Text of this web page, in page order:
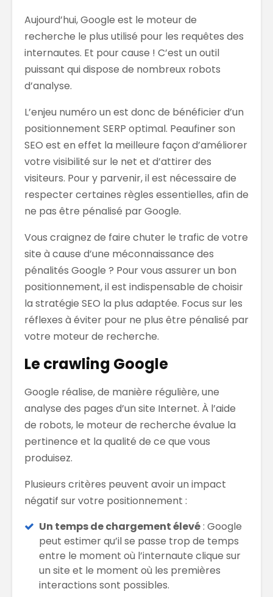
Aujourd’hui, Google est le moteur de
recherche le plus utilisé pour les requêtes des
internautes. Et pour cause ! C’est un outil
puissant qui dispose de nombreux robots
d’analyse.
L’enjeu numéro un est donc de bénéficier d’un
positionnement SERP optimal. Peaufiner son
SEO est en effet la meilleure façon d’améliorer
votre visibilité sur le net et d’attirer des
visiteurs. Pour y parvenir, il est nécessaire de
respecter certaines règles essentielles, afin de
ne pas être pénalisé par Google.
Vous craignez de faire chuter le trafic de votre
site à cause d’une méconnaissance des
pénalités Google ? Pour vous assurer un bon
positionnement, il est indispensable de choisir
la stratégie SEO la plus adaptée. Focus sur les
réflexes à éviter pour ne plus être pénalisé par
votre moteur de recherche.
Le crawling Google
Google réalise, de manière régulière, une
analyse des pages d’un site Internet. À l’aide
de robots, le moteur de recherche évalue la
pertinence et la qualité de ce que vous
produisez.
Plusieurs critères peuvent avoir un impact
négatif sur votre positionnement :
Un temps de chargement élevé: Google
peut estimer qu’il se passe trop de temps
entre le moment où l’internaute clique sur
un site et le moment où les premières
interactions sont possibles.